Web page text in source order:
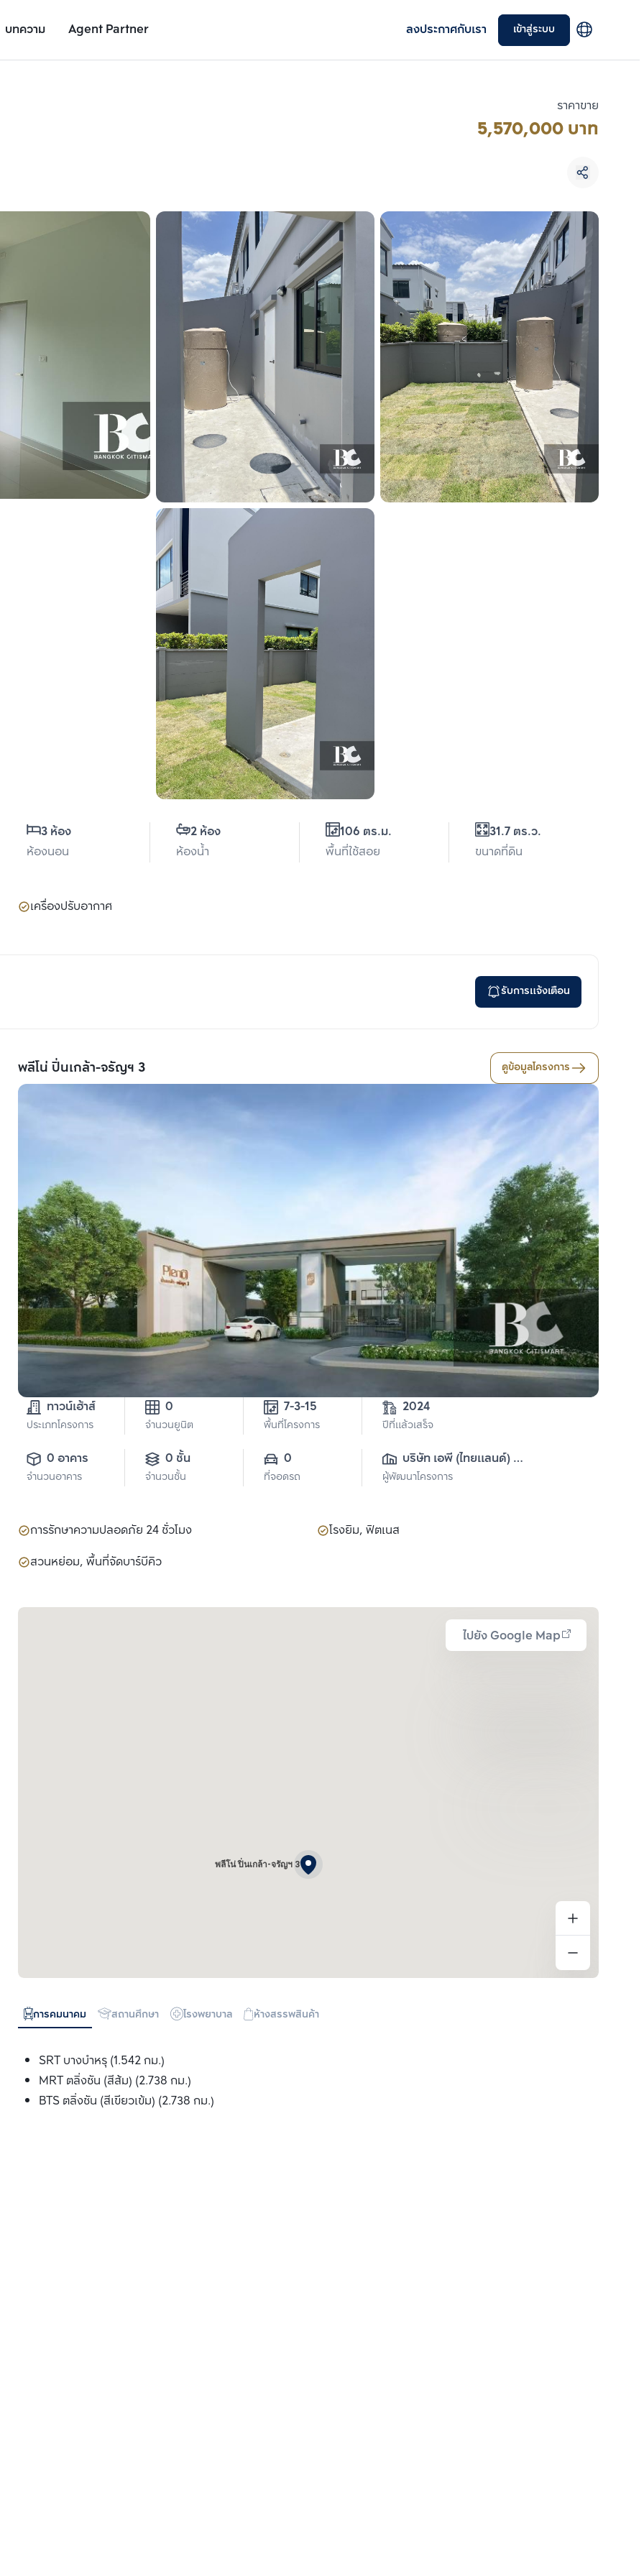
บทความ Agent Partner ลงประกาศกับเรา เข้าสู่ระบบ
รายละเอียดยูนิต
ราคาขาย
5,570,000 บาท
3 ห้อง
ห้องนอน
2 ห้อง
ห้องน้ำ
106 ตร.ม.
พื้นที่ใช้สอย
31.7 ตร.ว.
ขนาดที่ดิน
เครื่องปรับอากาศ
รับการแจ้งเตือน
พลีโน่ ปิ่นเกล้า-จรัญฯ 3 ดูข้อมูลโครงการ
ทาวน์เฮ้าส์
ประเภทโครงการ
0
จำนวนยูนิต
7-3-15
พื้นที่โครงการ
2024
ปีที่แล้วเสร็จ
0 อาคาร
จำนวนอาคาร
0 ชั้น
จำนวนชั้น
0
ที่จอดรถ
บริษัท เอพี (ไทยแลนด์)
จำกัด(มหาชน)
ผู้พัฒนาโครงการ
การรักษาความปลอดภัย 24 ชั่วโมง
โรงยิม, ฟิตเนส
สวนหย่อม, พื้นที่จัดบาร์บีคิว
ไปยัง Google Map
พลีโน่ ปิ่นเกล้า-จรัญฯ 3
การคมนาคม สถานศึกษา โรงพยาบาล ห้างสรรพสินค้า
SRT บางบำหรุ (1.542 กม.)
MRT ตลิ่งชัน (สีส้ม) (2.738 กม.)
BTS ตลิ่งชัน (สีเขียวเข้ม) (2.738 กม.)
เพิ่มยูนิตเปรียบเทียบ
รายการที่ 3
เลือกยูนิตเพื่อเปรียบเทียบ
เลือกได้สูงสุด 3 รายการ
เปรียบเทียบ
ลบทั้งหมด